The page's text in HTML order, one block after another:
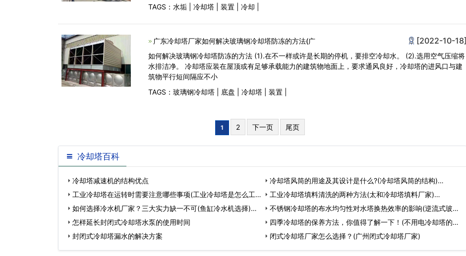
TAGS： 水垢| 冷却塔| 装置| 冷却
广东冷却塔厂家如何解决玻璃钢冷却塔防冻的方法(广 [2022-10-18]
如何解决玻璃钢冷却塔防冻的方法 (1).在不一样或许是长期的停机，要排空冷却水。 (2).选用空气压缩将
水排洁净。 冷却塔应装在屋顶或有足够承载能力的建筑物地面上，要求通风良好，冷却塔的进风口与建
筑物平行短间隔应不小
TAGS： 玻璃钢冷却塔| 底盘 冷却塔| 装置|
1 2 下一页 尾页
冷却塔百科
冷却塔减速机的结构优点
冷却塔风筒的用途及其设计是什么?(冷却塔风筒的结构)…
工业冷却塔在运转时需要注意哪些事项(工业冷却塔是怎么工
作)…
工业冷却塔填料清洗的两种方法(太和冷却塔填料厂家)…
如何选择冷水机厂家？三大实力缺一不可(鱼缸冷水机选择)…
不锈钢冷却塔的布水均匀性对水塔换热效率的影响(逆流式玻璃
钢冷却塔设…
怎样延长封闭式冷却塔水泵的使用时间
四季冷却塔的保养方法，你值得了解一下！(不用电冷却塔的缺
点)…
封闭式冷却塔漏水的解决方案 闭式冷却塔厂家怎么选择？(广州闭式冷却塔厂家)